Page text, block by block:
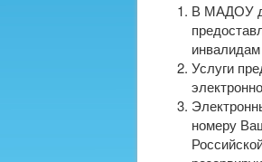
В МАДОУ
инвалидам
Услуги
номеру